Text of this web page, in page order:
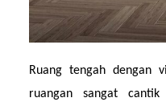
Ruang tengah dengan
ruangan sangat